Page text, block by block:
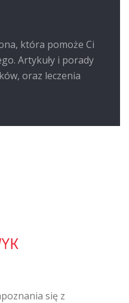
która pomoże Ci
Artykuły i porady
oraz leczenia
się z